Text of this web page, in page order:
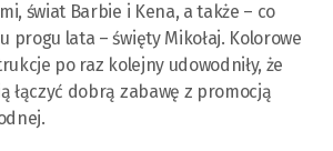
świat Barbie i Kena, a także – co
progu lata – święty Mikołaj. Kolorowe
po raz kolejny udowodniły, że
łączyć dobrą zabawę z promocją